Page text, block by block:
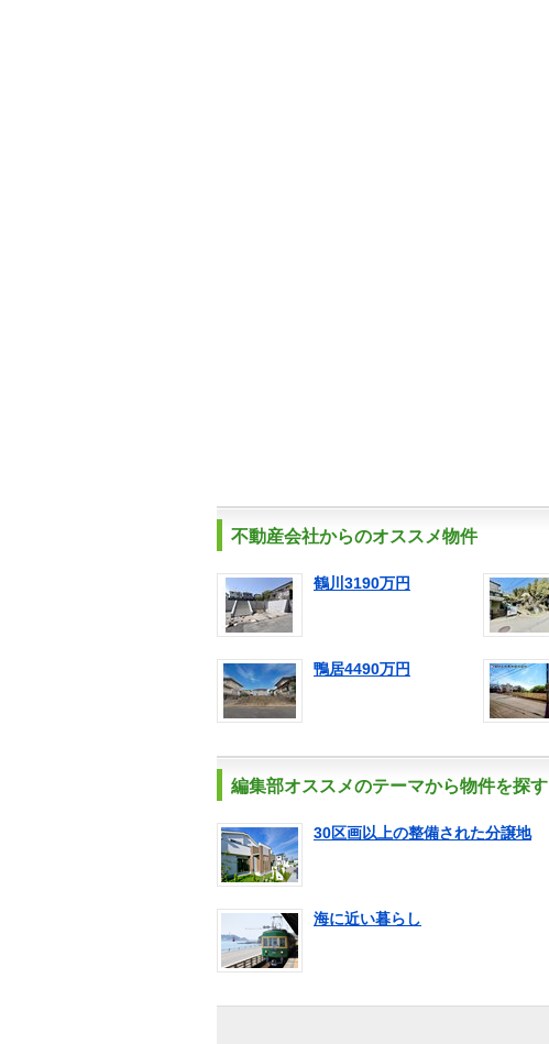
不動産会社からのオススメ物件
鶴川3190万円
鴨居4490万円
編集部オススメのテーマから物件を探す
30区画以上の整備された分譲地
海に近い暮らし